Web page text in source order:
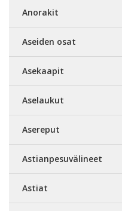
Anorakit
Aseiden osat
Asekaapit
Aselaukut
Asereput
Astianpesuvälineet
Astiat